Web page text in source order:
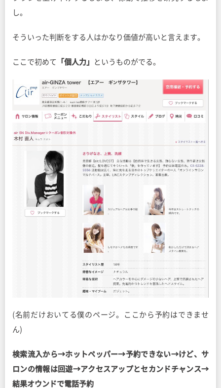
し。
そういった判断をする人はかなり価値が高いと言えます。
ここで初めて 「個人力」 というものがでる。
(名前だけおいてる僕のページ。ここから予約はできませ
ん)
検索流入から→ホットペッパー→予約できない→けど、サ
ロンの情報は回遊→アクセスアップとセカンドチャンス→
結果オウンドで電話予約